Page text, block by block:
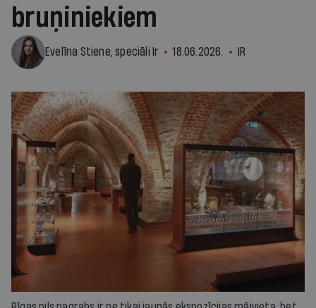
bruņiniekiem
Evelīna Stiene, speciāli Ir 18.06.2026. IR